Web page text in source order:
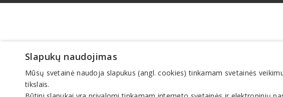
Slapukų naudojimas
Mūsų svetainė naudoja slapukus (angl. cookies) tinkamam svetainės
tikslais.